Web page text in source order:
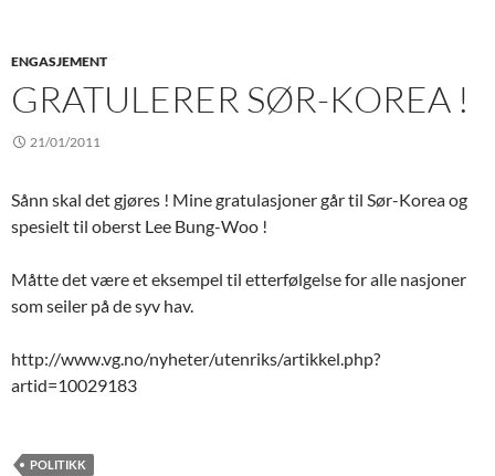
ENGASJEMENT
GRATULERER SØR-KOREA !
21/01/2011
Sånn skal det gjøres ! Mine gratulasjoner går til Sør-Korea og
spesielt til oberst Lee Bung-Woo !
Måtte det være et eksempel til etterfølgelse for alle nasjoner
som seiler på de syv hav.
http://www.vg.no/nyheter/utenriks/artikkel.php?
artid=10029183
POLITIKK